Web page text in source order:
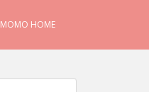
MOMO HOME